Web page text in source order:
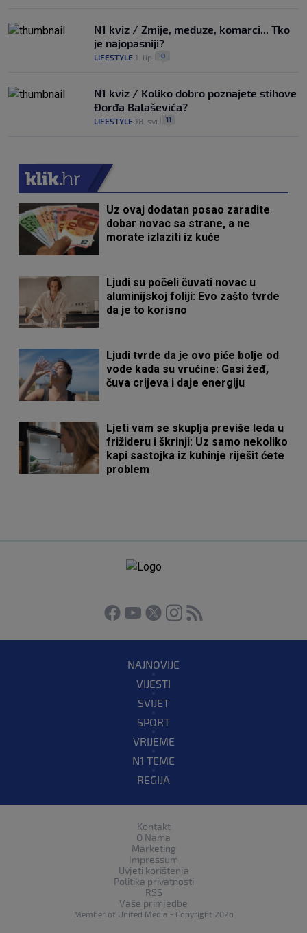
N1 kviz / Zmije, meduze, komarci... Tko
je najopasniji?
LIFESTYLE 1. lip. 0
N1 kviz / Koliko dobro poznajete stihove
Đorđa Balaševića?
LIFESTYLE 18. svi. 11
Uz ovaj dodatan posao zaradite
dobar novac sa strane, a ne
morate izlaziti iz kuće
Ljudi su počeli čuvati novac u
aluminijskoj foliji: Evo zašto tvrde
da je to korisno
Ljudi tvrde da je ovo piće bolje od
vode kada su vrućine: Gasi žeđ,
čuva crijeva i daje energiju
Ljeti vam se skuplja previše leda u
frižideru i škrinji: Uz samo nekoliko
kapi sastojka iz kuhinje riješit ćete
problem
NAJNOVIJE
VIJESTI
SVIJET
SPORT
VRIJEME
N1 TEME
REGIJA
Kontakt
O Nama
Marketing
Impressum
Uvjeti korištenja
Politika privatnosti
RSS
Vaše primjedbe
Member of United Media - Copyright 2026